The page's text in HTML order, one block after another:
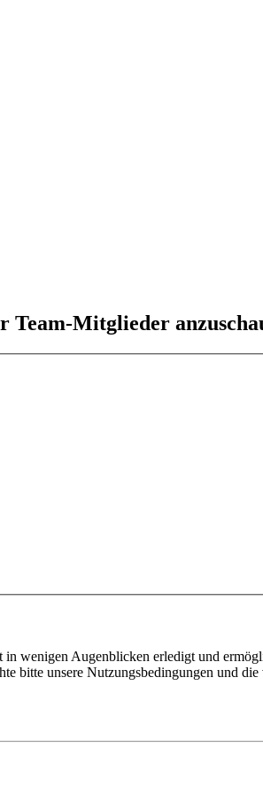
Team-Mitglieder
wenigen Augenblicken erledigt und
bitte unsere Nutzungsbedingungen und